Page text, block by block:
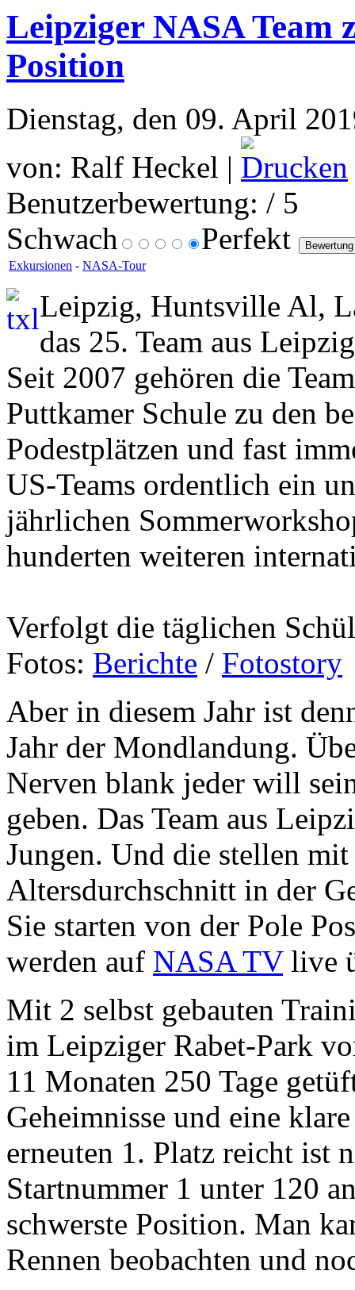
Leipziger NASA Team
Position
Dienstag, den 09. April
von: Ralf Heckel |
Benutzerbewertung: / 5
Schwach
Perfekt
Exkursionen - NASA-Tour
Leipzig, Huntsville Al,
das 25. Team aus
Seit 2007 gehören die
Puttkamer Schule zu den
Podestplätzen und fast
US-Teams ordentlich ein
jährlichen
hunderten weiteren
Verfolgt die täglichen
Fotos: Berichte / Fotostory
Aber in diesem Jahr ist
Jahr der Mondlandung.
Nerven blank jeder will
geben. Das Team aus
Jungen. Und die stellen
Altersdurchschnitt in der
Sie starten von der Pole
werden auf NASA TVlive
Mit 2 selbst gebauten
im Leipziger Rabet-Park
11 Monaten 250 Tage
Geheimnisse und eine
erneuten 1. Platz reicht ist
Startnummer 1 unter 120
schwerste Position. Man
Rennen beobachten und